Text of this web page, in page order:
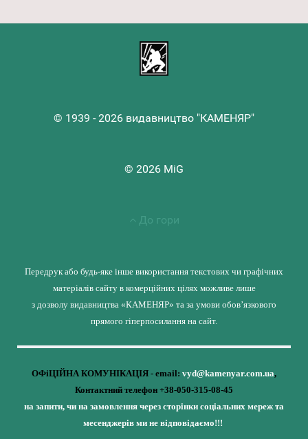
© 1939 - 2026 видавництво "КАМЕНЯР"
© 2026 MiG
До гори
Передрук або будь-яке інше використання текстових чи графічних
матеріалів сайту в комерційних цілях можливе лише
з дозволу видавництва «КАМЕНЯР» та за умови обов’язкового
прямого гіперпосилання на сайт.
ОФіЦІЙНА КОМУНІКАЦІЯ - email: vyd@kamenyar.com.ua,
Контактний телефон +38-050-315-08-45
на запити, чи на замовлення через сторінки соціальних мереж та
месенджерів ми не відповідаємо!!!